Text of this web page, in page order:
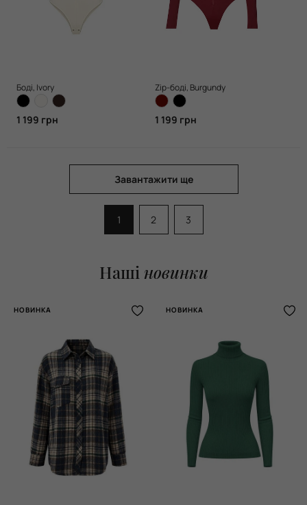
Боді, Ivory
1 199 грн
Zip-боді, Burgundy
1 199 грн
Завантажити ще
1 2 3
Наші новинки
НОВИНКА НОВИНКА